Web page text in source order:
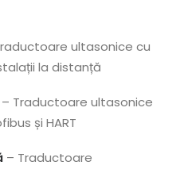
ultasonice cu
la distanță
– Traductoare ultasonice
și HART
– Traductoare